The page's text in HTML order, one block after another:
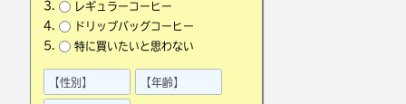
レギュラーコーヒー
ドリップバッグコーヒー
特に買いたいと思わない